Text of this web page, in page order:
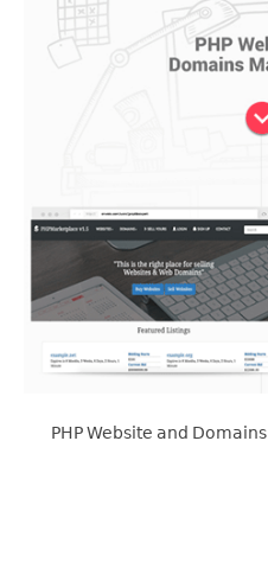
امکانات اسکریپت فروش دامنه و سایت PHP Website and Domains